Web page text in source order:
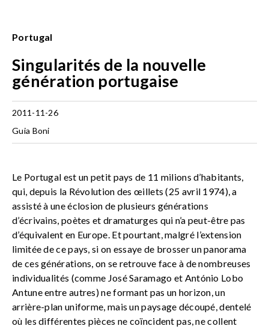
Portugal
Singularités de la nouvelle
génération portugaise
2011-11-26
Guia Boni
Le Portugal est un petit pays de 11 milions d’habitants,
qui, depuis la Révolution des œillets (25 avril 1974), a
assisté à une éclosion de plusieurs générations
d’écrivains, poètes et dramaturges qui n’a peut-être pas
d’équivalent en Europe. Et pourtant, malgré l’extension
limitée de ce pays, si on essaye de brosser un panorama
de ces générations, on se retrouve face à de nombreuses
individualités (comme José Saramago et António Lobo
Antune entre autres) ne formant pas un horizon, un
arrière-plan uniforme, mais un paysage découpé, dentelé
où les différentes pièces ne coïncident pas, ne collent